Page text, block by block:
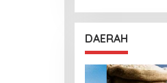
DAERAH